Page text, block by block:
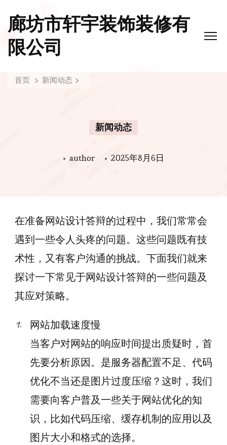
廊坊市轩宇装饰装修有
限公司
首页 新闻动态
新闻动态
author 2025年8月6日
在准备网站设计答辩的过程中，我们常常会
遇到一些令人头疼的问题。这些问题既有技
术性，又有客户沟通的挑战。下面我们就来
探讨一下常见于网站设计答辩的一些问题及
其应对策略。
网站加载速度慢
当客户对网站的响应时间提出质疑时，首
先要分析原因。是服务器配置不足、代码
优化不当还是图片过度压缩？这时，我们
需要向客户普及一些关于网站优化的知
识，比如代码压缩、缓存机制的应用以及
图片大小和格式的选择。